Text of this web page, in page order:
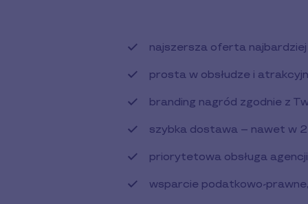
najszersza oferta
prosta w obsłudze i
branding nagród zgodnie z
szybka dostawa – nawet w
priorytetowa obsługa
wsparcie podatkowo-